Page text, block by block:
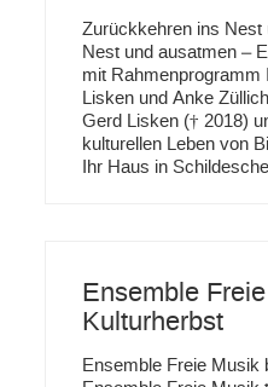
Zurückkehren ins Nest
Nest und ausatmen –
mit Rahmenprogramm
Lisken und Anke
Gerd Lisken († 2018)
kulturellen Leben von
Ihr Haus in
Ensemble
Kulturherbst
Ensemble Freie Musik